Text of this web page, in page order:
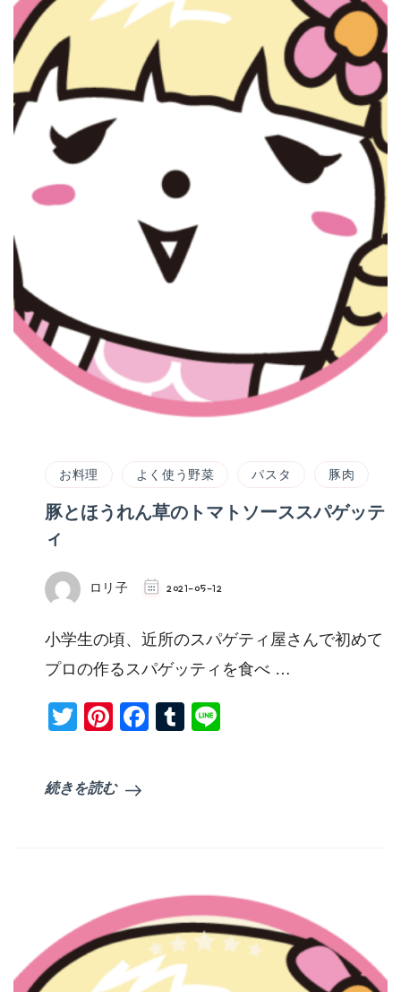
お料理 よく使う野菜 パスタ 豚肉
豚とほうれん草のトマトソーススパゲッテ
ィ
ロリ子 2021-05-12
小学生の頃、近所のスパゲティ屋さんで初めて
プロの作るスパゲッティを食べ …
TwitterPinterest
Facebook
Tumblr
続きを読む